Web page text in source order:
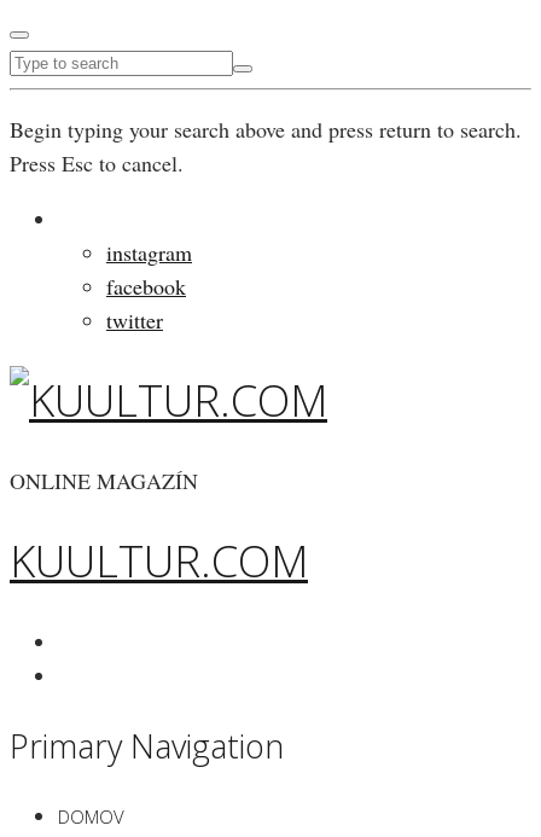
Begin typing your search above and press return to search.
Press Esc to cancel.
instagram
facebook
twitter
ONLINE MAGAZÍN
KUULTUR.COM
Primary Navigation
DOMOV